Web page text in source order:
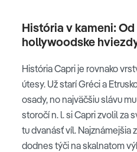
História v kameni:
hollywoodske
História Capri je rovnako
útesy. Už starí Gréci a
osady, no najväčšiu slávu
storočí n. l. si Capri zvolil za
tu dvanásť víl. Najznámejšia
dodnes týči na skalnatom